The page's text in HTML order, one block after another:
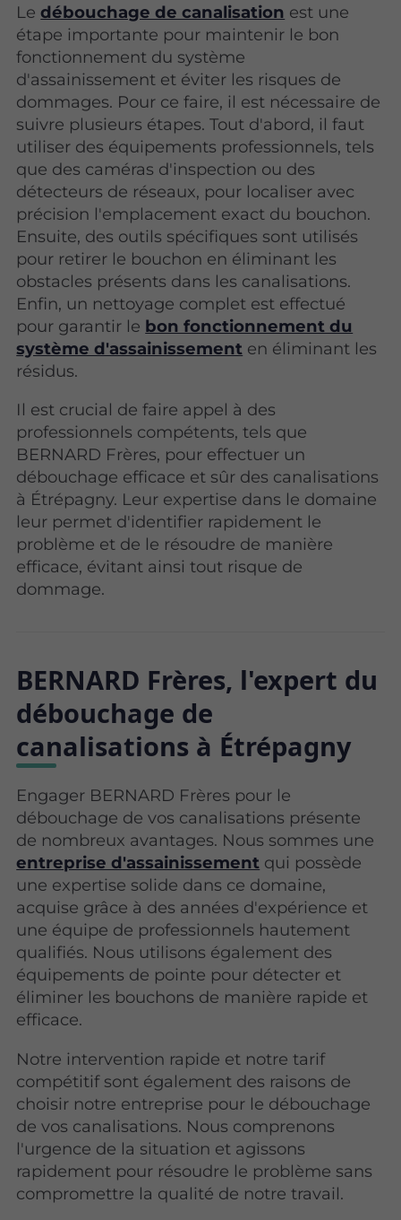
Ledébouchage de canalisation est une
étape importante pour maintenir le bon
fonctionnement du système
d'assainissement et éviter les risques de
dommages. Pour ce faire, il est nécessaire de
suivre plusieurs étapes. Tout d'abord, il faut
utiliser des équipements professionnels, tels
que des caméras d'inspection ou des
détecteurs de réseaux, pour localiser avec
précision l'emplacement exact du bouchon.
Ensuite, des outils spécifiques sont utilisés
pour retirer le bouchon en éliminant les
obstacles présents dans les canalisations.
Enfin, un nettoyage complet est effectué
pour garantir le bon fonctionnement du
système d'assainissement en éliminant les
résidus.
Il est crucial de faire appel à des
professionnels compétents, tels que
BERNARD Frères, pour effectuer un
débouchage efficace et sûr des canalisations
à Étrépagny. Leur expertise dans le domaine
leur permet d'identifier rapidement le
problème et de le résoudre de manière
efficace, évitant ainsi tout risque de
dommage.
BERNARD Frères, l'expert du
débouchage de
canalisations à Étrépagny
Engager BERNARD Frères pour le
débouchage de vos canalisations présente
de nombreux avantages. Nous sommes une
entreprise d'assainissement qui possède
une expertise solide dans ce domaine,
acquise grâce à des années d'expérience et
une équipe de professionnels hautement
qualifiés. Nous utilisons également des
équipements de pointe pour détecter et
éliminer les bouchons de manière rapide et
efficace.
Notre intervention rapide et notre tarif
compétitif sont également des raisons de
choisir notre entreprise pour le débouchage
de vos canalisations. Nous comprenons
l'urgence de la situation et agissons
rapidement pour résoudre le problème sans
compromettre la qualité de notre travail.